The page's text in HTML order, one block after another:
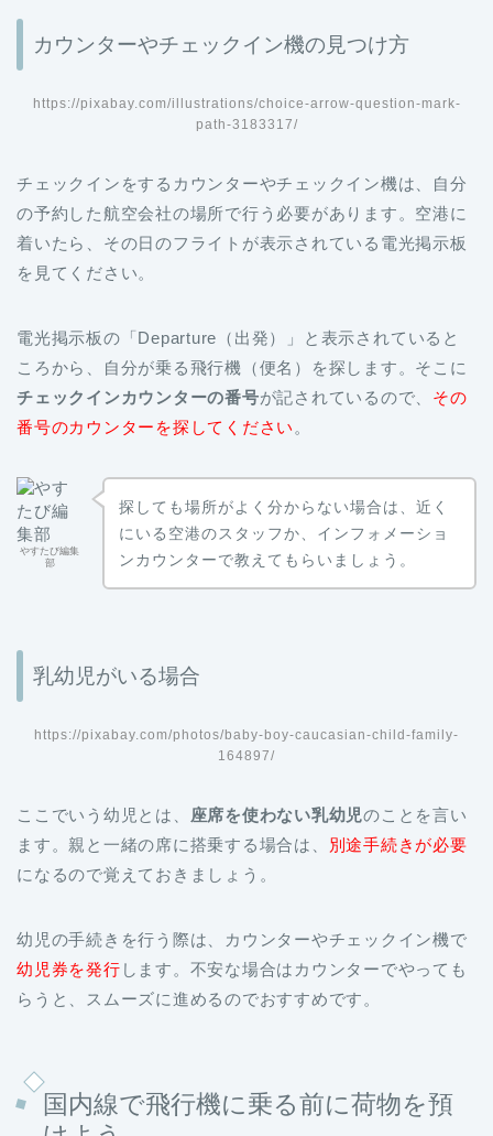
カウンターやチェックイン機の見つけ方
https://pixabay.com/illustrations/choice-arrow-question-mark-
path-3183317/
チェックインをするカウンターやチェックイン機は、自分
の予約した航空会社の場所で行う必要があります。空港に
着いたら、その日のフライトが表示されている電光掲示板
を見てください。
電光掲示板の「Departure（出発）」と表示されていると
ころから、自分が乗る飛行機（便名）を探します。そこに
チェックインカウンターの番号が記されているので、 その
番号のカウンターを探してください 。
やすたび編集
部
探しても場所がよく分からない場合は、近く
にいる空港のスタッフか、インフォメーショ
ンカウンターで教えてもらいましょう。
乳幼児がいる場合
https://pixabay.com/photos/baby-boy-caucasian-child-family-
164897/
ここでいう幼児とは、 座席を使わない乳幼児のことを言い
ます。親と一緒の席に搭乗する場合は、 別途手続きが必要
になるので覚えておきましょう。
幼児の手続きを行う際は、カウンターやチェックイン機で
幼児券を発行 します。不安な場合はカウンターでやっても
らうと、スムーズに進めるのでおすすめです。
国内線で飛行機に乗る前に荷物を預